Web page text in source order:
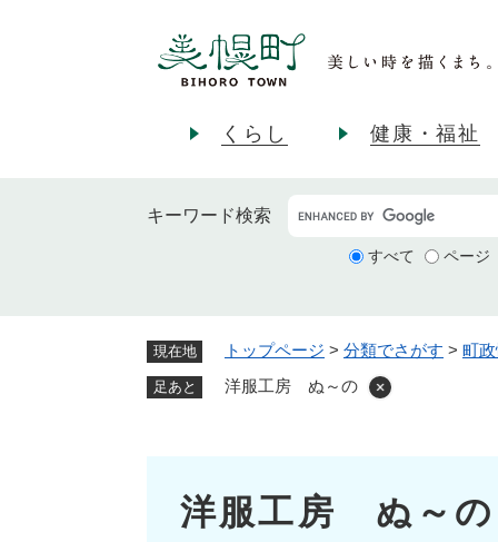
くらし 健康・福祉
キーワード検索
すべて ページ
現在地 トップページ > 分類でさがす > 町
足あと 洋服工房 ぬ～の
洋服工房 ぬ～の